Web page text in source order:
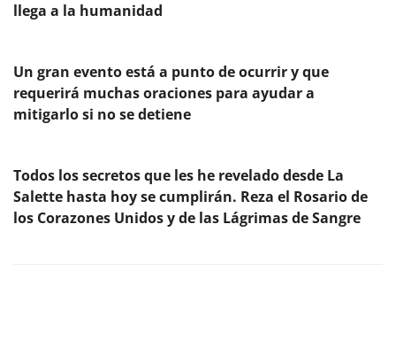
llega a la humanidad
Un gran evento está a punto de ocurrir y que
requerirá muchas oraciones para ayudar a
mitigarlo si no se detiene
Todos los secretos que les he revelado desde La
Salette hasta hoy se cumplirán. Reza el Rosario de
los Corazones Unidos y de las Lágrimas de Sangre